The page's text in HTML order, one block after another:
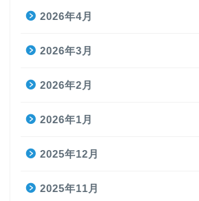
2026年4月
2026年3月
2026年2月
2026年1月
2025年12月
2025年11月